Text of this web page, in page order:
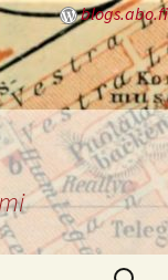
blogs.abo.fi
Sök